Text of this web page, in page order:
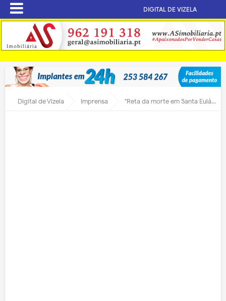
DIGITAL DE VIZELA
Digital de Vizela Imprensa "Reta da morte em Santa Eulália-Vizela"